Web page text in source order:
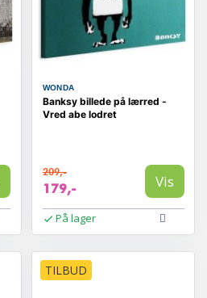
WONDA
Banksy billede på lærred -
Vred abe lodret
209,-
179,- Vis
På lager
TILBUD